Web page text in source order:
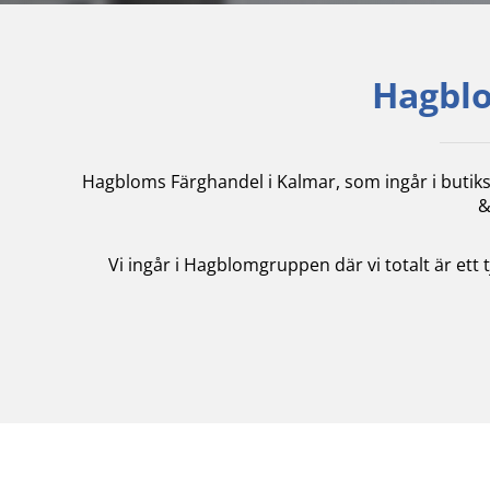
Hagbloms Färghandel i Kalmar, som ingår i
Vi ingår i Hagblomgruppen där vi totalt är